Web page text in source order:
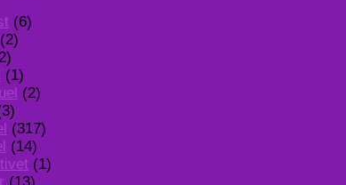
(6)
(2)
(1)
(2)
(317)
(14)
(1)